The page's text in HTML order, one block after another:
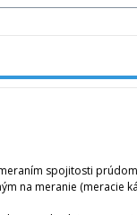
spojitosti
na meranie (meracie